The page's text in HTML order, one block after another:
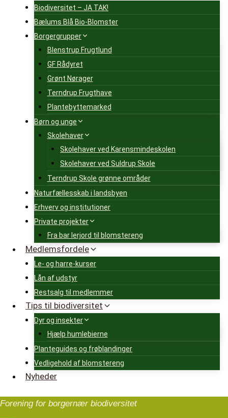
Biodiversitet – JA TAK!
Bælums Blå Bio-Blomster
Borgergrupper
Blenstrup Frugtlund
GF Rådyret
Grønt Nørager
Terndrup Frugthave
Plantebyttemarked
Børn og unge
Skolehaver
Skolehaver ved Karensmindeskolen
Skolehaver ved Suldrup Skole
Terndrup Skole grønne områder
Naturfællesskab i landsbyen
Erhverv og institutioner
Private projekter
Fra bar lerjord til blomstereng
Medlemsfordele
Le- og harre-kurser
Lån af udstyr
Restsalg til medlemmer
Tips til biodiversitet
Dyr og insekter
Hjælp humlebierne
Planteguides og frøblandinger
Vedligehold af blomstereng
Nyheder
Forening for borgernær biodiversitet